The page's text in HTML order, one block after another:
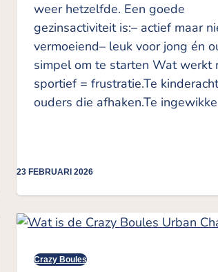
weer hetzelfde. Een goede
gezinsactiviteit is:– actief maar
vermoeiend– leuk voor jong én
simpel om te starten Wat werkt
sportief = frustratie.Te
ouders die afhaken.Te
23 FEBRUARI 2026
Crazy Boules